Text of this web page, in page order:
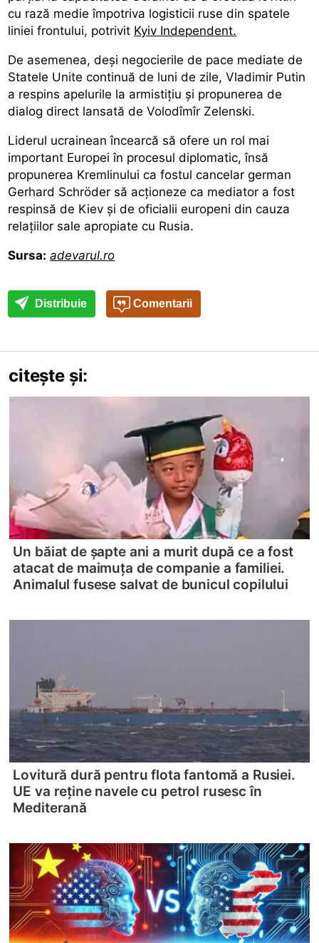
cu rază medie împotriva logisticii ruse din spatele
liniei frontului, potrivit Kyiv Independent.
De asemenea, deși negocierile de pace mediate de
Statele Unite continuă de luni de zile, Vladimir Putin
a respins apelurile la armistițiu și propunerea de
dialog direct lansată de Volodîmîr Zelenski.
Liderul ucrainean încearcă să ofere un rol mai
important Europei în procesul diplomatic, însă
propunerea Kremlinului ca fostul cancelar german
Gerhard Schröder să acționeze ca mediator a fost
respinsă de Kiev și de oficialii europeni din cauza
relațiilor sale apropiate cu Rusia.
Sursa: adevarul.ro
Distribuie Comentarii
citește și:
Un băiat de șapte ani a murit după ce a fost
atacat de maimuța de companie a familiei.
Animalul fusese salvat de bunicul copilului
Lovitură dură pentru flota fantomă a Rusiei.
UE va reține navele cu petrol rusesc în
Mediterană